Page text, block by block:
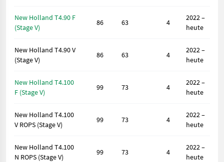
New Holland T4.90 F
(Stage V)
86 63 4
2022 –
heute
New Holland T4.90 V
(Stage V)
86 63 4
2022 –
heute
New Holland T4.100
F (Stage V)
99 73 4
2022 –
heute
New Holland T4.100
V ROPS (Stage V)
99 73 4
2022 –
heute
New Holland T4.100
N ROPS (Stage V)
99 73 4
2022 –
heute